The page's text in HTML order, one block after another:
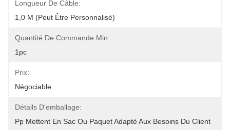
Longueur De Câble:
1,0 M (peut Être Personnalisé)
Quantité De Commande Min:
1pc
Prix:
Négociable
Détails D'emballage:
Pp Mettent En Sac Ou Paquet Adapté Aux Besoins Du Client